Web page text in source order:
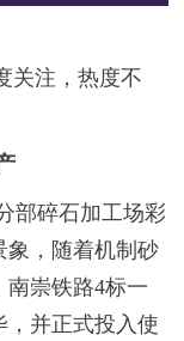
关注，热度不
部碎石加工场彩
象，随着机制砂
崇铁路4标一
，并正式投入使